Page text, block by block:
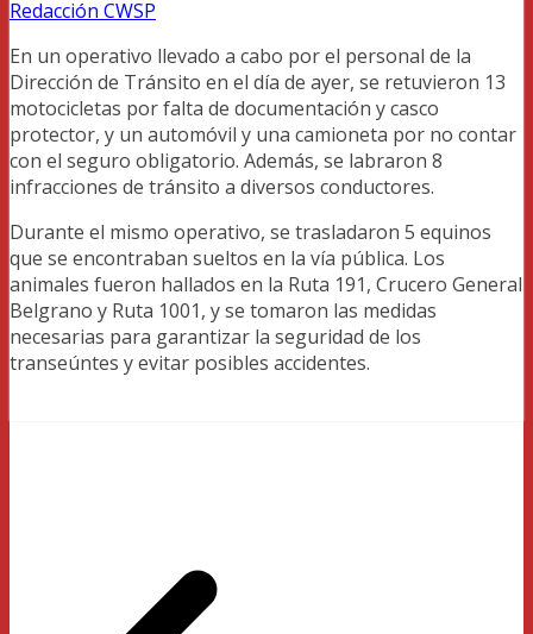
Redacción CWSP
En un operativo llevado a cabo por el personal de la
Dirección de Tránsito en el día de ayer, se retuvieron 13
motocicletas por falta de documentación y casco
protector, y un automóvil y una camioneta por no contar
con el seguro obligatorio. Además, se labraron 8
infracciones de tránsito a diversos conductores.
Durante el mismo operativo, se trasladaron 5 equinos
que se encontraban sueltos en la vía pública. Los
animales fueron hallados en la Ruta 191, Crucero General
Belgrano y Ruta 1001, y se tomaron las medidas
necesarias para garantizar la seguridad de los
transeúntes y evitar posibles accidentes.